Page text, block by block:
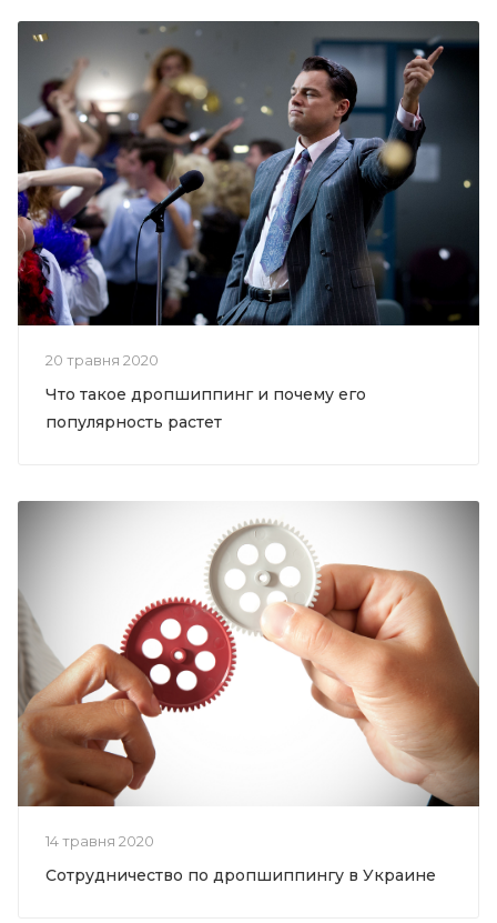
20 травня 2020
Что такое дропшиппинг и почему его
популярность растет
14 травня 2020
Сотрудничество по дропшиппингу в Украине